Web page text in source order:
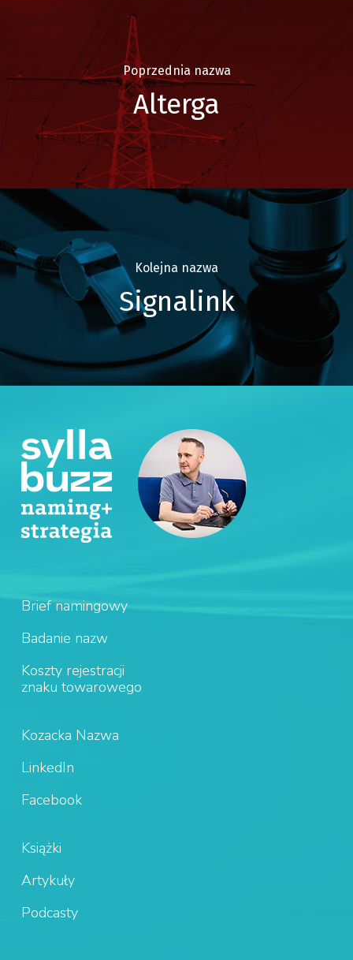
Poprzednia nazwa
Alterga
Kolejna nazwa
Signalink
Brief namingowy
Badanie nazw
Koszty rejestracji
znaku towarowego
Kozacka Nazwa
LinkedIn
Facebook
Książki
Artykuły
Podcasty